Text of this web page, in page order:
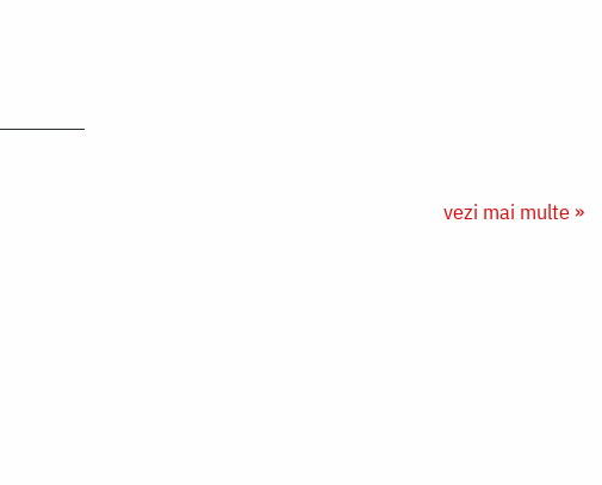
vezi mai multe »